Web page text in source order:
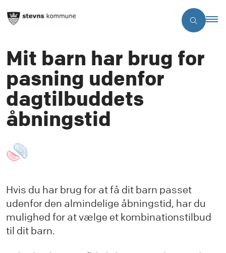
Mit barn har brug for
pasning udenfor
dagtilbuddets
åbningstid
Hvis du har brug for at få dit barn passet
udenfor den almindelige åbningstid, har du
mulighed for at vælge et kombinationstilbud
til dit barn.